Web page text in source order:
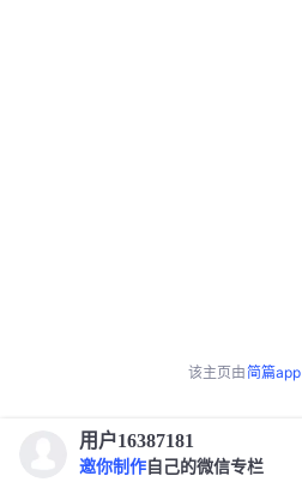
该主页由简篇app
用户16387181
邀你制作 自己的微信专栏